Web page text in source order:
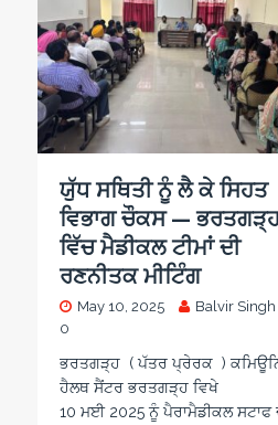
ਯੁੱਧ ਸਥਿਤੀ ਨੂੰ ਲੈ ਕੇ ਸਿਹਤ
ਵਿਭਾਗ ਚੌਕਸ —
ਵਿੱਚ ਮੈਡੀਕਲ ਟੀਮਾਂ ਦੀ
ਰਣਨੀਤਕ ਮੀਟਿੰਗ
May 10, 2025
Balvir Singh
0
ਭਰਤਗੜ੍ਹ ( ਪੱਤਰ ਪ੍ਰੇਰਕ )
ਹੈਲਥ ਸੈਂਟਰ ਭਰਤਗੜ੍ਹ ਵਿਖੇ
10 ਮਈ 2025 ਨੂੰ ਪੈਰਾਮੈਡੀਕਲ ਸਟਾਫ